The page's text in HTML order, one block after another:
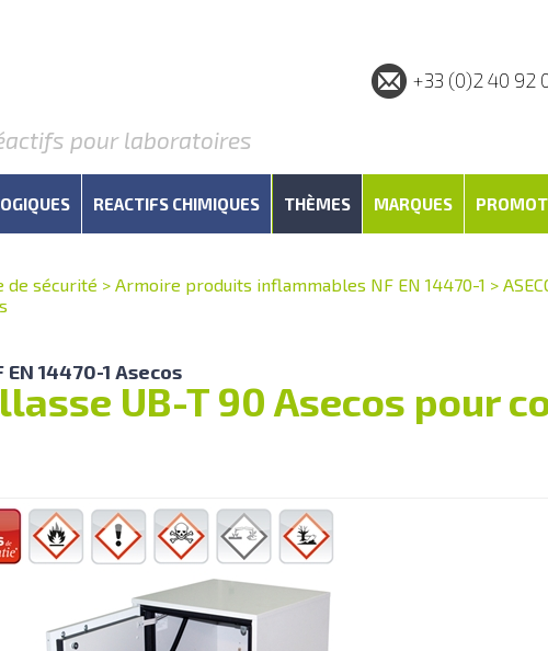
pour laboratoires
+33 (0)2 40 92
REACTIFS CHIMIQUES THÈMES MARQUES
de sécurité > Armoire produits inflammables NF EN 14470-1 >
14470-1 Asecos
UB-T 90 Asecos pour